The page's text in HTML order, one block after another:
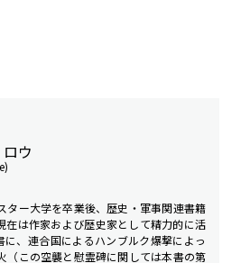
ウ
ター大学を卒業後、歴史・軍事関連書籍
在は作家および歴史家として精力的に活
、連合国によるハンブルク爆撃によっ
（この空襲と慰霊碑に関しては本書の第